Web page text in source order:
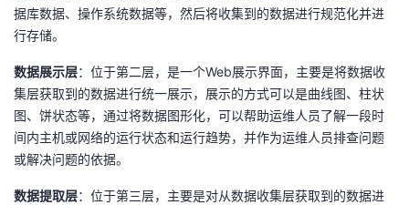
据库数据、操作系统数据等，然后将收集到的数据进行规范化并进
行存储。
数据展示层：位于第二层，是一个Web展示界面，主要是将数据收
集层获取到的数据进行统一展示，展示的方式可以是曲线图、柱状
图、饼状态等，通过将数据图形化，可以帮助运维人员了解一段时
间内主机或网络的运行状态和运行趋势，并作为运维人员排查问题
或解决问题的依据。
数据提取层：位于第三层，主要是对从数据收集层获取到的数据进